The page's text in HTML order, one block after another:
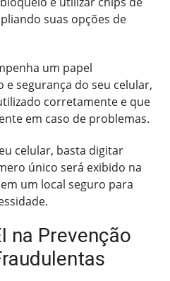
suas opções de
um papel
segurança do seu celular,
corretamente e que
em caso de problemas.
celular, basta digitar
único será exibido na
um local seguro para
na Prevenção